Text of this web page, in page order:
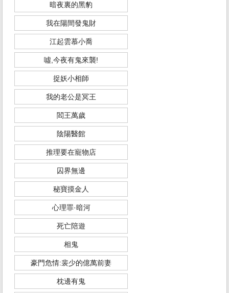
暗夜裏的黑豹
我在陽間發鬼財
江起雲慕小喬
噓,今夜有鬼來襲!
捉妖小相師
我的老公是冥王
閻王萬歲
陰陽醫館
推理要在寵物店
囚界無邊
秘寶摸金人
心理罪·暗河
死亡陪遊
相鬼
豪門危情:裴少的億萬前妻
枕邊有鬼